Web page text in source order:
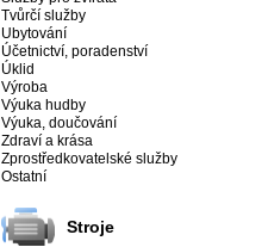
Tvůrčí služby
Ubytování
Účetnictví, poradenství
Úklid
Výroba
Výuka hudby
Výuka, doučování
Zdraví a krása
Zprostředkovatelské služby
Ostatní
Stroje